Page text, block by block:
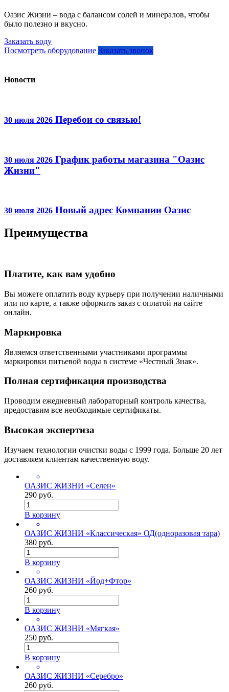
Оазис Жизни – вода с балансом солей и минералов, чтобы
было полезно и вкусно.
Заказать воду
Посмотреть оборудование Заказать звонок
Новости
30 июля 2026 Перебои со связью!
30 июля 2026 График работы магазина "Оазис
Жизни"
30 июля 2026 Новый адрес Компании Оазис
Преимущества
Платите, как вам удобно
Вы можете оплатить воду курьеру при получении наличными
или по карте, а также оформить заказ с оплатой на сайте
онлайн.
Маркировка
Являемся ответственными участниками программы
маркировки питьевой воды в системе «Честный Знак».
Полная сертификация производства
Проводим ежедневный лабораторный контроль качества,
предоставим все необходимые сертификаты.
Высокая экспертиза
Изучаем технологии очистки воды с 1999 года. Больше 20 лет
доставляем клиентам качественную воду.
ОАЗИС ЖИЗНИ «Селен»
290 руб.
В корзину
ОАЗИС ЖИЗНИ «Классическая» ОД(одноразовая тара)
380 руб.
В корзину
ОАЗИС ЖИЗНИ «Йод+Фтор»
260 руб.
В корзину
ОАЗИС ЖИЗНИ «Мягкая»
250 руб.
В корзину
ОАЗИС ЖИЗНИ «Серебро»
260 руб.